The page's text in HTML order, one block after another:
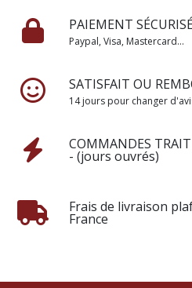
PAIEMENT
Paypal, Visa, Mastercard...
SATISFAIT OU
14 jours pour changer
COMMANDES
- (jours ouvrés)
Frais de livraison
France